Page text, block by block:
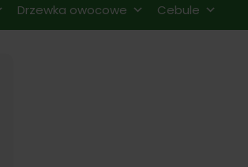
Drzewka owocowe Cebule